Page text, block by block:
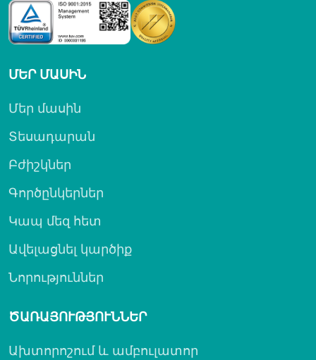
ՄԵՐ ՄԱՍԻՆ
Մեր մասին
Տեսադարան
Բժիշկներ
Գործընկերներ
Կապ մեզ հետ
Ավելացնել կարծիք
Նորություններ
ԾԱՌԱՅՈՒԹՅՈՒՆՆԵՐ
Ախտորոշում և ամբուլատոր